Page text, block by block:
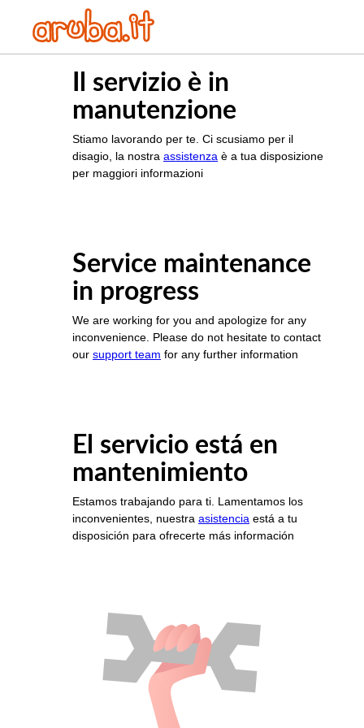
Il servizio è in
manutenzione
Stiamo lavorando per te. Ci scusiamo per il
disagio, la nostra assistenza è a tua disposizione
per maggiori informazioni
Service maintenance
in progress
We are working for you and apologize for any
inconvenience. Please do not hesitate to contact
our support team for any further information
El servicio está en
mantenimiento
Estamos trabajando para ti. Lamentamos los
inconvenientes, nuestra asistencia está a tu
disposición para ofrecerte más información